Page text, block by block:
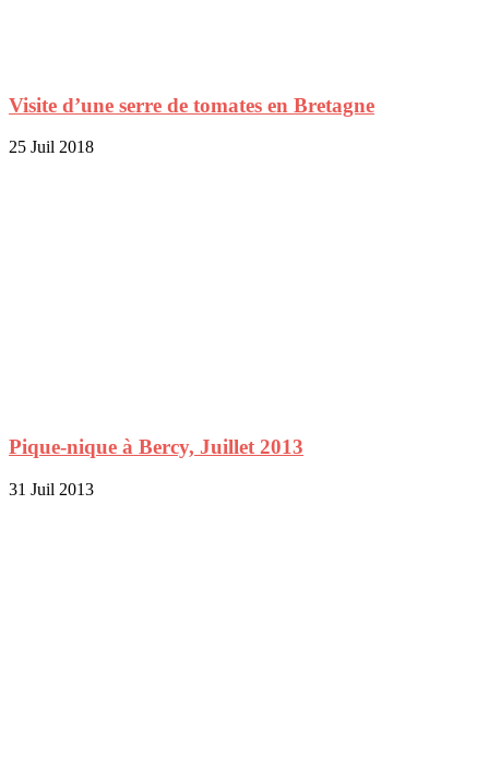
Visite d’une serre de tomates en Bretagne
25 Juil 2018
Pique-nique à Bercy, Juillet 2013
31 Juil 2013